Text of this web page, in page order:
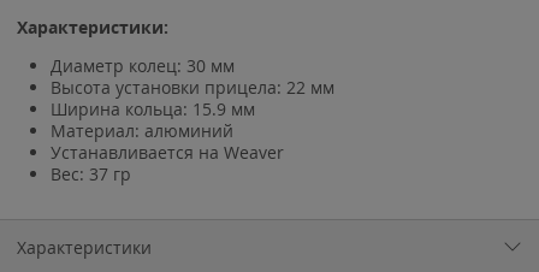
Характеристики:
Диаметр колец: 30 мм
Высота установки прицела: 22 мм
Ширина кольца: 15.9 мм
Материал: алюминий
Устанавливается на Weaver
Вес: 37 гр
Характеристики